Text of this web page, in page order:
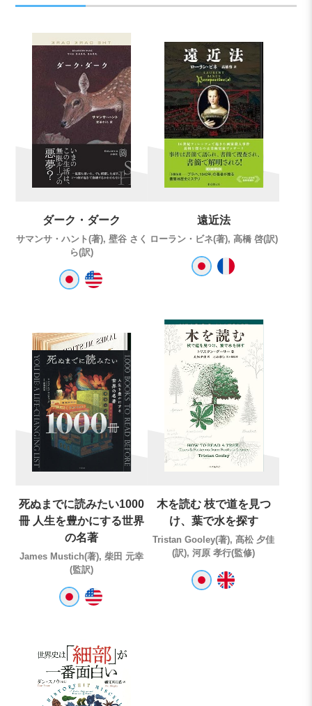
ダーク・ダーク
サマンサ・ハント(著), 壁谷 さく
ら(訳)
遠近法
ローラン・ビネ(著), 高橋 啓(訳)
死ぬまでに読みたい1000
冊 人生を豊かにする世界
の名著
James Mustich(著), 柴田 元幸
(監訳)
木を読む 枝で道を見つ
け、葉で水を探す
Tristan Gooley(著), 髙松 夕佳
(訳), 河原 孝行(監修)